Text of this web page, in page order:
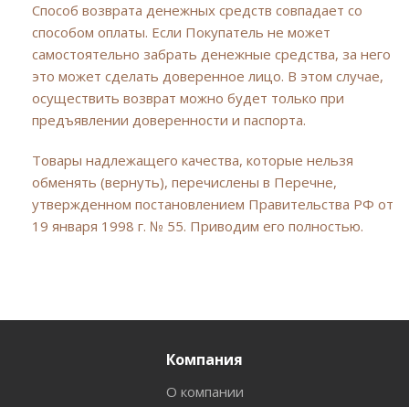
Способ возврата денежных средств совпадает со
способом оплаты. Если Покупатель не может
самостоятельно забрать денежные средства, за него
это может сделать доверенное лицо. В этом случае,
осуществить возврат можно будет только при
предъявлении доверенности и паспорта.
Товары надлежащего качества, которые нельзя
обменять (вернуть), перечислены в Перечне,
утвержденном постановлением Правительства РФ от
19 января 1998 г. № 55. Приводим его полностью.
Компания
О компании